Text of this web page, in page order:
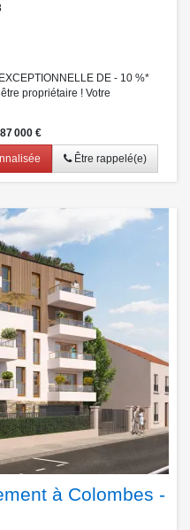
DE - 10 %*
propriétaire ! Votre
000 €
Être rappelé(e)
à Colombes -